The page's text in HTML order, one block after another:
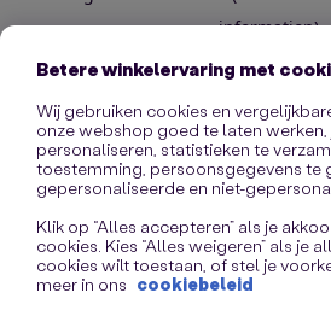
information).
Betere winkelervaring met
Wij gebruiken cookies en
onze webshop goed te laten werken,
personaliseren, statistieken te
toestemming, persoonsgegevens te
gepersonaliseerde en niet-
Klik op “Alles accepteren” als je
cookies. Kies “Alles weigeren” als je
cookies wilt toestaan, of stel je
meer in ons cookiebeleid